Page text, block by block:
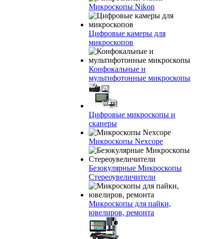
Микроскопы Nikon
Цифровые камеры для
микроскопов
Конфокальные и
мультифотонные микроскопы
Цифровые микроскопы и
сканеры
Микроскопы Nexcope
Безокулярные Микроскопы
Стереоувеличители
Микроскопы для пайки,
ювелиров, ремонта